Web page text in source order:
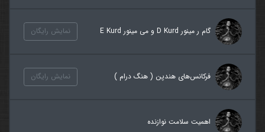
گام ر مینور D Kurd و می مینور E Kurd نمایش رایگان
فرکانس‌های هندپن ( هنگ درام ) نمایش رایگان
اهمیت سلامت نوازنده